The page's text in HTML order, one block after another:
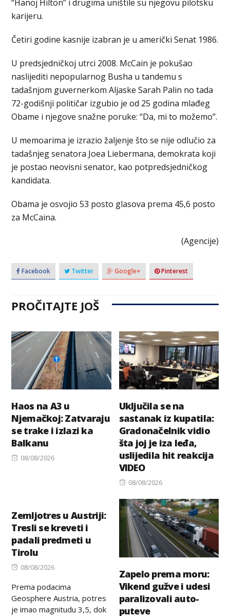
“Hanoj Hilton” i drugima uništile su njegovu pilotsku
karijeru.
Četiri godine kasnije izabran je u američki Senat 1986.
U predsjedničkoj utrci 2008. McCain je pokušao
naslijediti nepopularnog Busha u tandemu s
tadašnjom guvernerkom Aljaske Sarah Palin no tada
72-godišnji političar izgubio je od 25 godina mlađeg
Obame i njegove snažne poruke: “Da, mi to možemo”.
U memoarima je izrazio žaljenje što se nije odlučio za
tadašnjeg senatora Joea Liebermana, demokrata koji
je postao neovisni senator, kao potpredsjedničkog
kandidata.
Obama je osvojio 53 posto glasova prema 45,6 posto
za McCaina.
(Agencije)
Facebook Twitter Google+ Pinterest
PROČITAJTE JOŠ
Haos na A3 u
Njemačkoj: Zatvaraju
se trake i izlazi ka
Balkanu
Posted
08/08/2026
Uključila se na
sastanak iz kupatila:
Gradonačelnik vidio
šta joj je iza leđa,
uslijedila hit reakcija
VIDEO
Posted
08/08/2026
Zemljotres u Austriji:
Tresli se kreveti i
padali predmeti u
Tirolu
Posted
08/08/2026
Prema podacima
Geosphere Austria, potres
je imao magnitudu 3,5, dok
Zapelo prema moru:
Vikend gužve i udesi
paralizovali auto-
puteve